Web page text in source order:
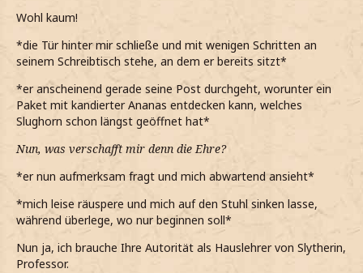
Wohl kaum!
*die Tür hinter mir schließe und mit wenigen Schritten an
seinem Schreibtisch stehe, an dem er bereits sitzt*
*er anscheinend gerade seine Post durchgeht, worunter ein
Paket mit kandierter Ananas entdecken kann, welches
Slughorn schon längst geöffnet hat*
Nun, was verschafft mir denn die Ehre?
*er nun aufmerksam fragt und mich abwartend ansieht*
*mich leise räuspere und mich auf den Stuhl sinken lasse,
während überlege, wo nur beginnen soll*
Nun ja, ich brauche Ihre Autorität als Hauslehrer von Slytherin,
Professor.